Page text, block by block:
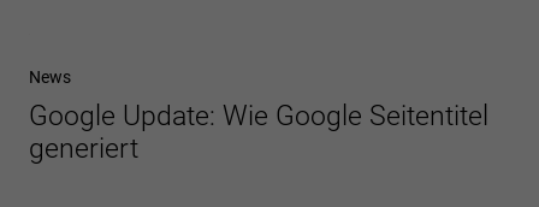
Nächster
Beitrag
News
Google Update: Wie Google Seitentitel
generiert